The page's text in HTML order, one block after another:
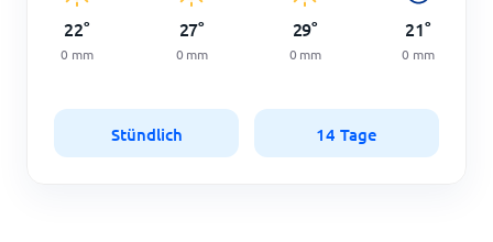
22°
0 mm
27°
0 mm
29°
0 mm
21°
0 mm
Stündlich 14 Tage